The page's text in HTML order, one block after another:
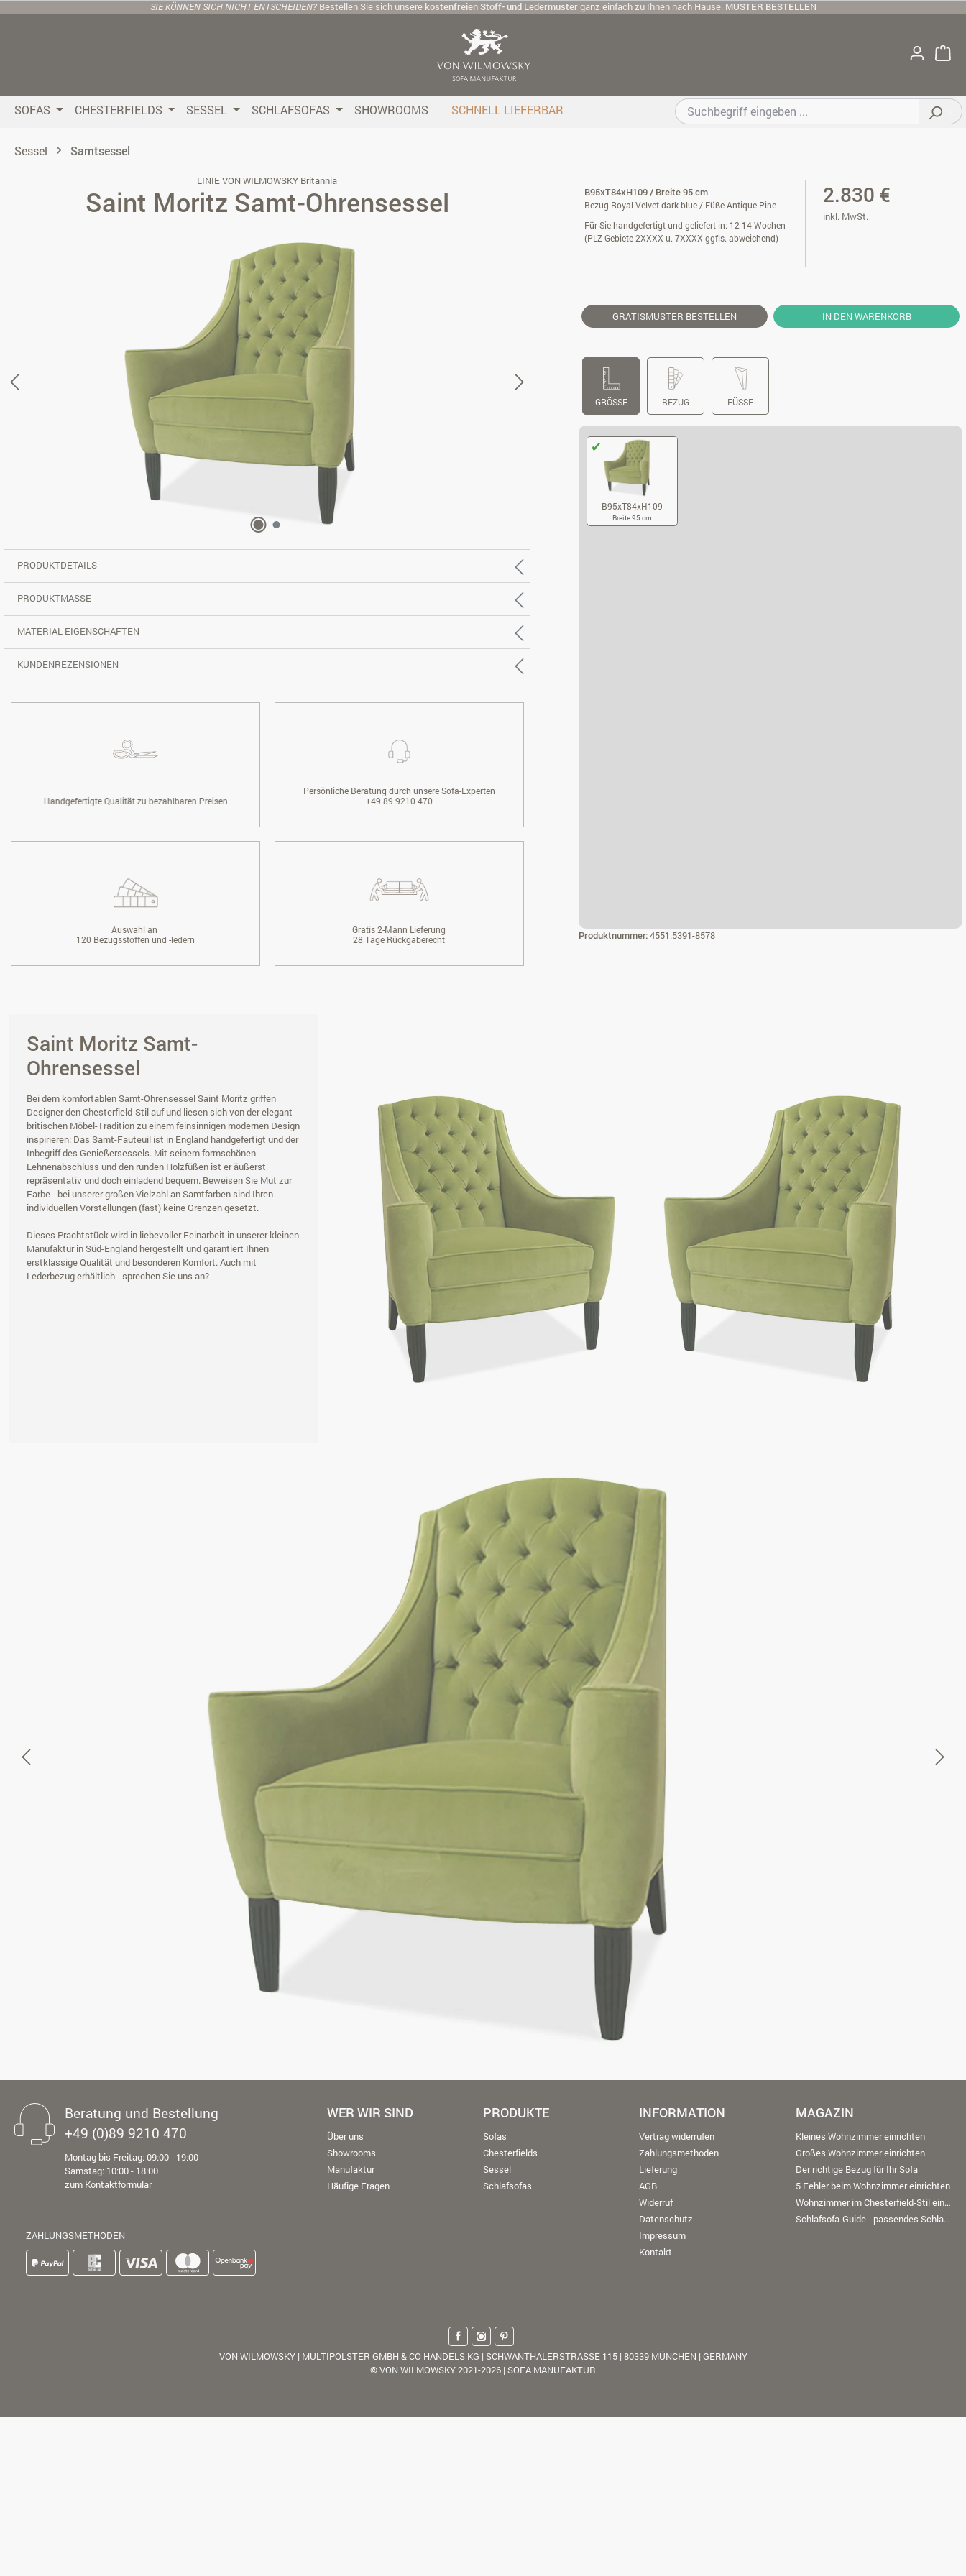
Hauptinhalt springen
Zur Suche springen
Zur Hauptnavigation springen
SIE KÖNNEN SICH NICHT ENTSCHEIDEN? Bestellen Sie sich unsere kostenfreien Stoff- und Ledermusterganz einfach zu Ihnen nach Hause. MUSTER BESTELLEN
SOFAS CHESTERFIELDS SESSEL SCHLAFSOFAS SHOWROOMS SCHNELL LIEFERBAR
Sessel Samtsessel
LINIE VON WILMOWSKY Britannia
Saint Moritz Samt-Ohrensessel B95xT84xH109 / Breite 95 cm
Bezug Royal Velvet dark blue / Füße Antique Pine
Für Sie handgefertigt und geliefert in: 12-14 Wochen
(PLZ-Gebiete 2XXXX u. 7XXXX ggfls. abweichend)
2.830 €
inkl. MwSt.
GRATISMUSTER BESTELLEN IN DEN WARENKORB
GRÖSSE BEZUG FÜSSE
B95xT84xH109
Breite 95 cm
Produktnummer:4551.5391-8578
PRODUKTDETAILS
PRODUKTMASSE
MATERIAL EIGENSCHAFTEN
KUNDENREZENSIONEN
Handgefertigte Qualität zu bezahlbaren Preisen
Persönliche Beratung durch unsere Sofa-Experten
+49 89 9210 470
Auswahl an
120 Bezugsstoffen und -ledern
Gratis 2-Mann Lieferung
28 Tage Rückgaberecht
Saint Moritz Samt-
Ohrensessel
Bei dem komfortablen Samt-Ohrensessel Saint Moritz griffen
Designer den Chesterfield-Stil auf und liesen sich von der elegant
britischen Möbel-Tradition zu einem feinsinnigen modernen Design
inspirieren: Das Samt-Fauteuil ist in England handgefertigt und der
Inbegriff des Genießersessels. Mit seinem formschönen
Lehnenabschluss und den runden Holzfüßen ist er äußerst
repräsentativ und doch einladend bequem. Beweisen Sie Mut zur
Farbe - bei unserer großen Vielzahl an Samtfarben sind Ihren
individuellen Vorstellungen (fast) keine Grenzen gesetzt.
Dieses Prachtstück wird in liebevoller Feinarbeit in unserer kleinen
Manufaktur in Süd-England hergestellt und garantiert Ihnen
erstklassige Qualität und besonderen Komfort. Auch mit
Lederbezug erhältlich - sprechen Sie uns an?
Beratung und Bestellung
+49 (0)89 9210 470
Montag bis Freitag: 09:00 - 19:00
Samstag: 10:00 - 18:00
zum Kontaktformular
ZAHLUNGSMETHODEN
WER WIR SIND
Über uns
Showrooms
Manufaktur
Häufige Fragen
PRODUKTE
Sofas
Chesterfields
Sessel
Schlafsofas
INFORMATION
Vertrag widerrufen
Zahlungsmethoden
Lieferung
AGB
Widerruf
Datenschutz
Impressum
Kontakt
MAGAZIN
Kleines Wohnzimmer einrichten
Großes Wohnzimmer einrichten
Der richtige Bezug für Ihr Sofa
5 Fehler beim Wohnzimmer einrichten
Wohnzimmer im Chesterfield-Stil einrichten
Schlafsofa-Guide - passendes Schlafsofa finden
VON WILMOWSKY | MULTIPOLSTER GMBH & CO HANDELS KG | SCHWANTHALERSTRASSE 115 | 80339 MÜNCHEN | GERMANY
© VON WILMOWSKY 2021-2026 | SOFA MANUFAKTUR